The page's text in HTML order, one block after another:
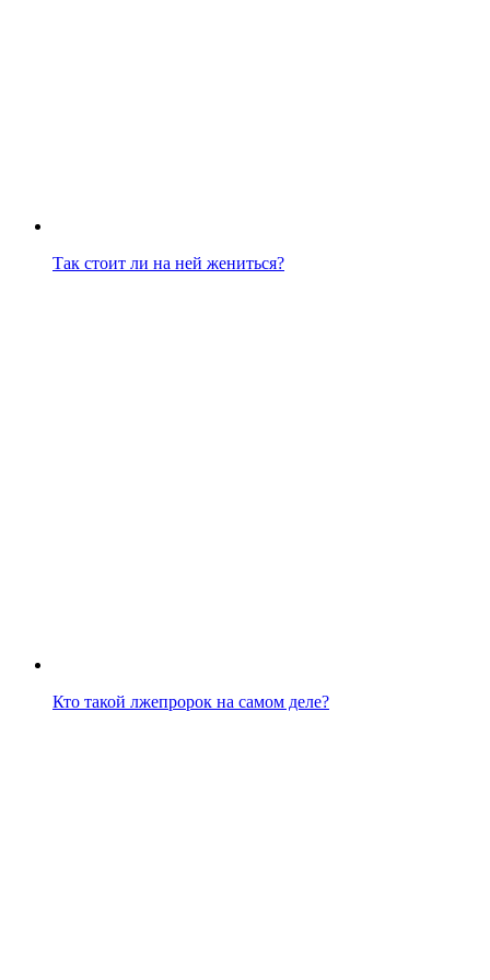
Так стоит ли на ней жениться?
Кто такой лжепророк на самом деле?